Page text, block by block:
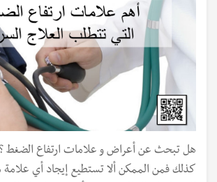
هل تبحث عن أعراض و علامات ارتفاع الضغط ؟
كذلك فمن الممكن ألا تستطيع إيجاد أي